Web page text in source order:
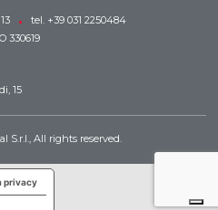
•
tel. +39 031 2250484
330619
15
S.r.l., All rights reserved.
privacy